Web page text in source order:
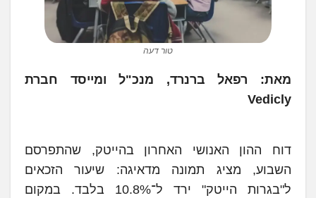
טור דעה
מאת: רפאל ברנרד, מנכ"ל ומייסד חברת
Vedicly
דוח ההון האנושי האחרון בהייטק, שהתפרסם
השבוע, מציג תמונה מדאיגה: שיעור הזכאים
ל"בגרות הייטק" ירד ל־10.8% בלבד. במקום